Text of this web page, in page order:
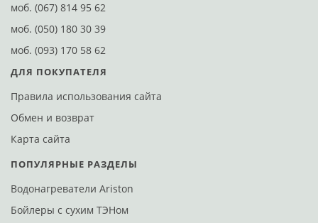
моб. (067) 814 95 62
моб. (050) 180 30 39
моб. (093) 170 58 62
ДЛЯ ПОКУПАТЕЛЯ
Правила использования сайта
Обмен и возврат
Карта сайта
ПОПУЛЯРНЫЕ РАЗДЕЛЫ
Водонагреватели Ariston
Бойлеры с сухим ТЭНом